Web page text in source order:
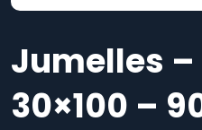
Jumelles
30×100 –